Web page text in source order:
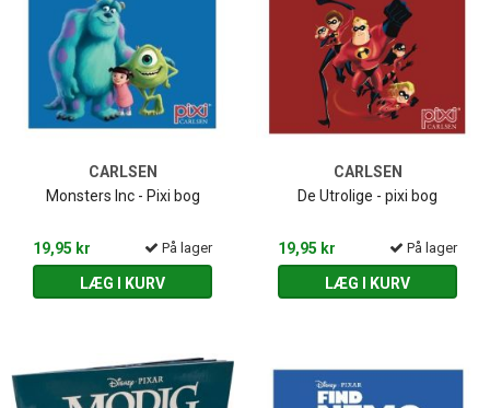
CARLSEN
Monsters Inc - Pixi bog
19,95 kr På lager
LÆG I KURV
CARLSEN
De Utrolige - pixi bog
19,95 kr På lager
LÆG I KURV